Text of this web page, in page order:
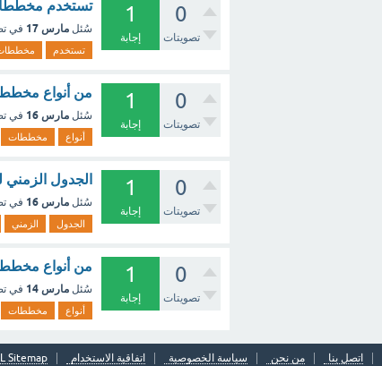
0
تصويتات
1
إجابة
تستخدم
سُئل مارس 17 في
تستخدم
0
تصويتات
1
إجابة
من أنواع
سُئل مارس 16 في
أنواع مخططات
0
تصويتات
1
إجابة
الجدول
سُئل مارس 16 في
الجدول الزمني
0
تصويتات
1
إجابة
من أنواع
سُئل مارس 14 في
أنواع مخططات
اتصل بنا من نحن سياسة الخصوصية اتفاقية الاستخدام Sitemap